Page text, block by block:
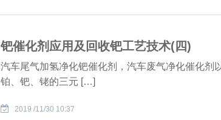
钯催化剂应用及回收钯工艺技术(四)
汽车尾气加氢净化钯催化剂，汽车废气净化催化剂
铂、钯、铑的三元 […]
2019 /11/30 10:37